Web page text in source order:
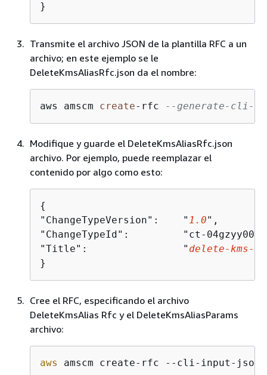
}
Transmite el archivo JSON de la plantilla RFC a un
archivo; en este ejemplo se le
DeleteKmsAliasRfc.json da el nombre:
aws amscm create- rfc --generate-cli-
Modifique y guarde el DeleteKmsAliasRfc.json
archivo. Por ejemplo, puede reemplazar el
contenido por algo como esto:
{
"ChangeTypeVersion":    " 1.0",
"ChangeTypeId":         "ct-
"Title":                " delete-kms-
}
Cree el RFC, especificando el archivo
DeleteKmsAlias Rfc y el DeleteKmsAliasParams
archivo:
aws amscm create-rfc --cli-input-json